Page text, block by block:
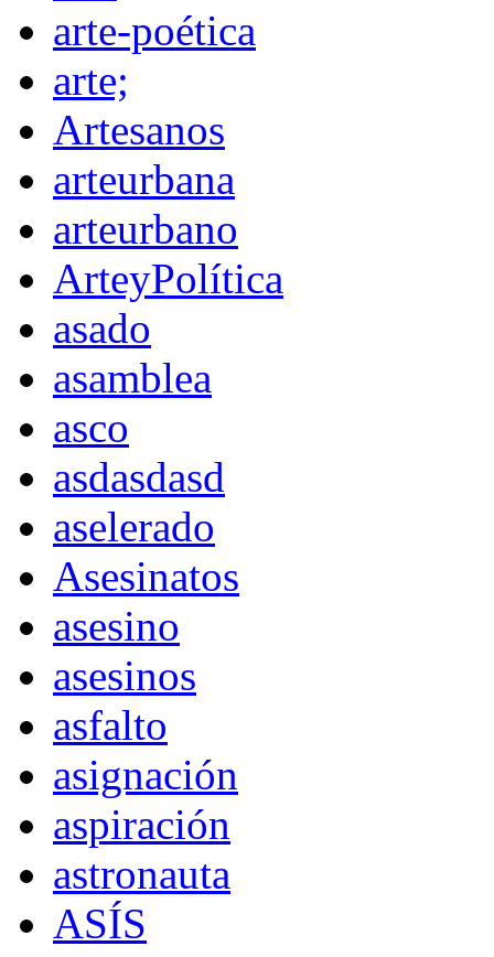
arte-poética
arte;
Artesanos
arteurbana
arteurbano
ArteyPolítica
asado
asamblea
asco
asdasdasd
aselerado
Asesinatos
asesino
asesinos
asfalto
asignación
aspiración
astronauta
ASÍS